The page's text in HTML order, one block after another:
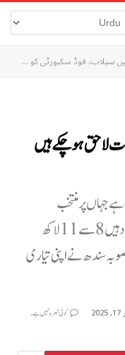
کو خطرات لاحق ہوچکے ہیں کسانوں کے نقصان کا اِزالہ ناگزیر ہے!
لاحق ہوچکے ہیں
جہاں پر منتخب
نمائندے اور ڈیزاسٹر منیجمنٹ کی ٹیمیں موجود ہیں 8 سے 11 لاکھ
سندھ نے اپنی تیاری
کوئی تبصرہ نہیں ہے۔